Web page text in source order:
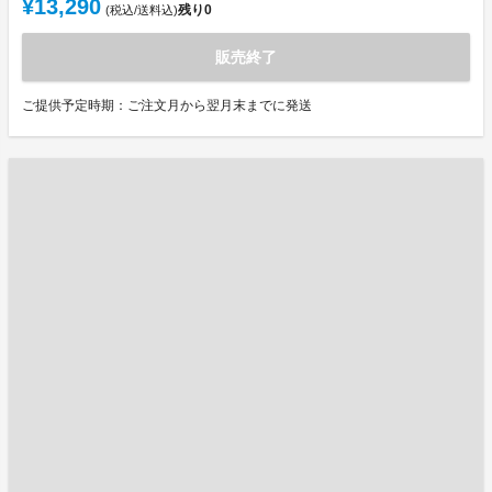
¥13,290 (税込/送料込)残り0
販売終了
ご提供予定時期：ご注文月から翌月末までに発送